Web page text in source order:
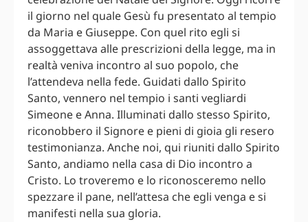
il giorno nel quale Gesù fu presentato al tempio
da Maria e Giuseppe. Con quel rito egli si
assoggettava alle prescrizioni della legge, ma in
realtà veniva incontro al suo popolo, che
l’attendeva nella fede. Guidati dallo Spirito
Santo, vennero nel tempio i santi vegliardi
Simeone e Anna. Illuminati dallo stesso Spirito,
riconobbero il Signore e pieni di gioia gli resero
testimonianza. Anche noi, qui riuniti dallo Spirito
Santo, andiamo nella casa di Dio incontro a
Cristo. Lo troveremo e lo riconosceremo nello
spezzare il pane, nell’attesa che egli venga e si
manifesti nella sua gloria.